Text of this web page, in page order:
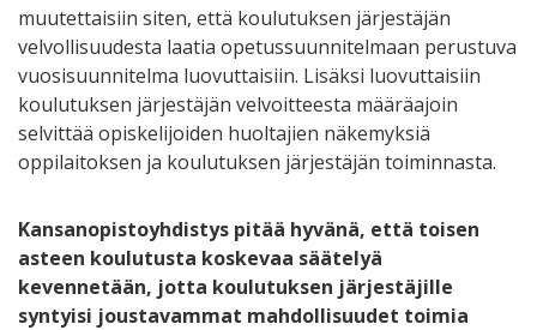
muutettaisiin siten, että koulutuksen järjestäjän
velvollisuudesta laatia opetussuunnitelmaan perustuva
vuosisuunnitelma luovuttaisiin. Lisäksi luovuttaisiin
koulutuksen järjestäjän velvoitteesta määräajoin
selvittää opiskelijoiden huoltajien näkemyksiä
oppilaitoksen ja koulutuksen järjestäjän toiminnasta.
Kansanopistoyhdistys pitää hyvänä, että toisen
asteen koulutusta koskevaa säätelyä
kevennetään, jotta koulutuksen järjestäjille
syntyisi joustavammat mahdollisuudet toimia